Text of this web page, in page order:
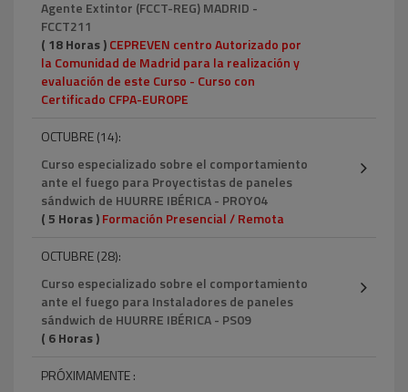
Agente Extintor (FCCT-REG) MADRID -
FCCT211
( 18 Horas )CEPREVEN centro Autorizado por
la Comunidad de Madrid para la realización y
evaluación de este Curso - Curso con
Certificado CFPA-EUROPE
OCTUBRE (14):
Curso especializado sobre el comportamiento
ante el fuego para Proyectistas de paneles
sándwich de HUURRE IBÉRICA - PROY04
( 5 Horas )Formación Presencial / Remota
OCTUBRE (28):
Curso especializado sobre el comportamiento
ante el fuego para Instaladores de paneles
sándwich de HUURRE IBÉRICA - PS09
( 6 Horas )
PRÓXIMAMENTE :